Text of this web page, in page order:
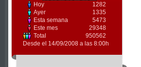
Hoy
1282
Ayer
1335
Esta semana
5473
Este mes
29348
Total
950562
Desde el 14/09/2008 a las 8:00h